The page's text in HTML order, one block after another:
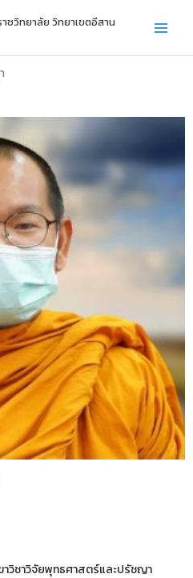
ชวิทยาลัย วิทยาเขตอีสาน
วิชาวิจัยพุทธศาสตร์และปรัชญา